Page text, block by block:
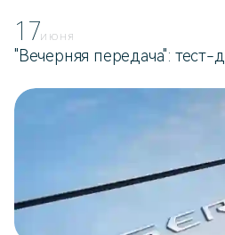
17ИЮНЯ
"Вечерняя передача": тест-